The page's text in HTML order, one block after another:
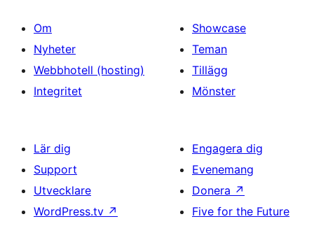
Om
Nyheter
Webbhotell (hosting)
Integritet
Showcase
Teman
Tillägg
Mönster
Lär dig
Support
Utvecklare
WordPress.tv ↗
Engagera dig
Evenemang
Donera ↗
Five for the Future